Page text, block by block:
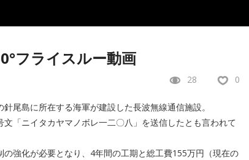
フライスルー動画
28 0
尾島に所在する海軍が建設した長波無線通信施設。
「ニイタカヤマノボレ一二〇八」を送信したとも言われて
の強化が必要となり、4年間の工期と総工費155万円（現在の